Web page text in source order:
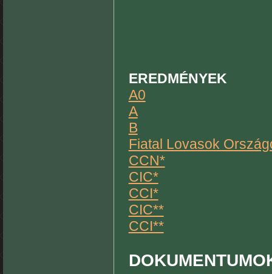
EREDMÉNYEK
A0
A
B
Fiatal Lovasok
CCN*
CIC*
CCI*
CIC**
CCI**